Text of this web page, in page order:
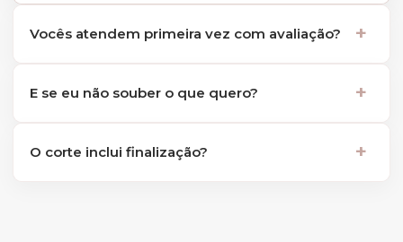
você.
Vocês atendem primeira vez com avaliação? +
E se eu não souber o que quero? +
caminho.
O corte inclui finalização? +